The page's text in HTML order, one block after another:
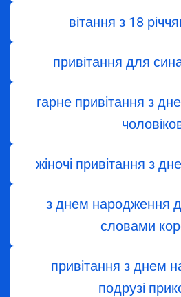
вітання з 18
привітання для
гарне привітання з
жіночі привітання з
з днем ​​народження
словами
привітання з днем
подрузі